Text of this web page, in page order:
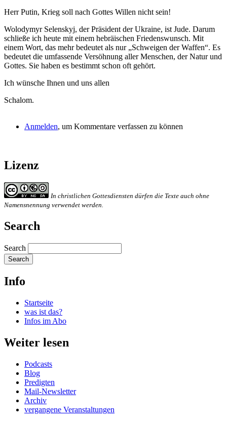
Herr Putin, Krieg soll nach Gottes Willen nicht sein!
Wolodymyr Selenskyj, der Präsident der Ukraine, ist Jude. Darum
schließe ich heute mit einem hebräischen Friedenswunsch. Mit
einem Wort, das mehr bedeutet als nur „Schweigen der Waffen“. Es
bedeutet die umfassende Versöhnung aller Menschen, der Natur und
Gottes. Sie haben es bestimmt schon oft gehört.
Ich wünsche Ihnen und uns allen
Schalom.
Anmelden, um Kommentare verfassen zu können
Lizenz
In christlichen Gottesdiensten dürfen die Texte auch ohne
Namensnennung verwendet werden.
Search
Search
Info
Startseite
was ist das?
Infos im Abo
Weiter lesen
Podcasts
Blog
Predigten
Mail-Newsletter
Archiv
vergangene Veranstaltungen